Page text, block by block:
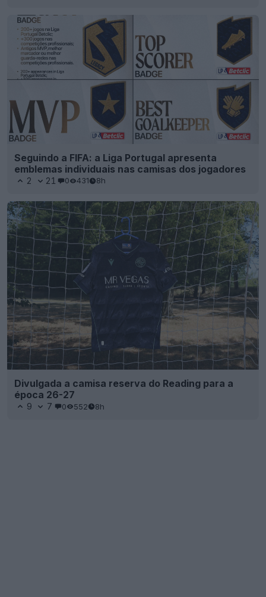
Seguindo a FIFA: a Liga Portugal apresenta
emblemas individuais nas camisas dos jogadores
2 21 0 431 8h
Divulgada a camisa reserva do Reading para a
época 26-27
9 7 0 552 8h